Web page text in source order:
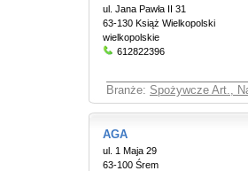
ul. Jana Pawła II 31
63-130 Książ Wielkopolski
wielkopolskie
612822396
Branże: Spożywcze Art.,
AGA
ul. 1 Maja 29
63-100 Śrem